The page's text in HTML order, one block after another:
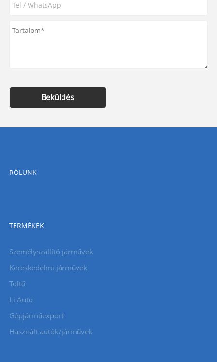
Beküldés
RÓLUNK
TERMÉKEK
Személyszállító járművek
Kereskedelmi járművek
Töltő
Li Auto
Gépjárműexport
Használt autók/járművek